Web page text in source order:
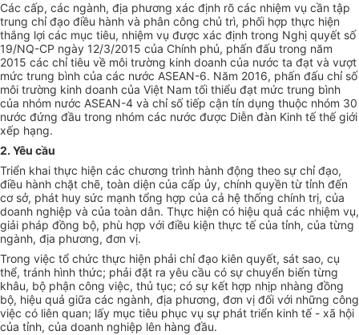
Các cấp, các ngành, địa phương xác định rõ các nhiệm vụ cần tập
trung chỉ đạo điều hành và phân công chủ trì, phối hợp thực hiện
thắng lợi các mục tiêu, nhiệm vụ được xác định trong Nghị quyết số
19/NQ-CP ngày 12/3/2015 của Chính phủ, phấn đấu trong năm
2015 các chỉ tiêu về môi trường kinh doanh của nước ta đạt và vượt
mức trung bình của các nước ASEAN-6. Năm 2016, phấn đấu chỉ số
môi trường kinh doanh của Việt Nam tối thiểu đạt mức trung bình
của nhóm nước ASEAN-4 và chỉ số tiếp cận tín dụng thuộc nhóm 30
nước đứng đầu trong nhóm các nước được Diễn đàn Kinh tế thế giới
xếp hạng.
2. Yêu cầu
Triển khai thực hiện các chương trình hành động theo sự chỉ đạo,
điều hành chặt chẽ, toàn diện của cấp ủy, chính quyền từ tỉnh đến
cơ sở, phát huy sức mạnh tổng hợp của cả hệ thống chính trị, của
doanh nghiệp và của toàn dân. Thực hiện có hiệu quả các nhiệm vụ,
giải pháp đồng bộ, phù hợp với điều kiện thực tế của tỉnh, của từng
ngành, địa phương, đơn vị.
Trong việc tổ chức thực hiện phải chỉ đạo kiên quyết, sát sao, cụ
thể, tránh hình thức; phải đặt ra yêu cầu có sự chuyển biến từng
khâu, bộ phận công việc, thủ tục; có sự kết hợp nhịp nhàng đồng
bộ, hiệu quả giữa các ngành, địa phương, đơn vị đối với những công
việc có liên quan; lấy mục tiêu phục vụ sự phát triển kinh tế - xã hội
của tỉnh, của doanh nghiệp lên hàng đầu.